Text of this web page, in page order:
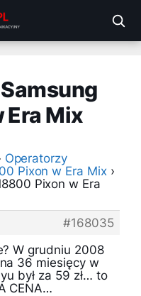
Era Mix
Operatorzy
Pixon w Era Mix ›
Pixon w Era
#168035
W grudniu 2008
36 miesięcy w
był za 59 zł… to
CENA…